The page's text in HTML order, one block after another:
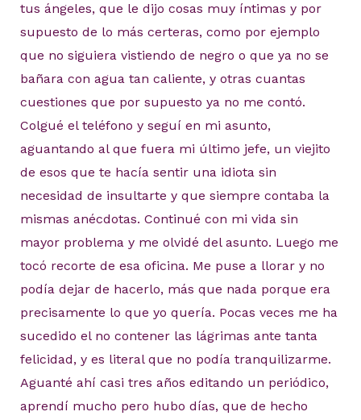
tus ángeles, que le dijo cosas muy íntimas y por
supuesto de lo más certeras, como por ejemplo
que no siguiera vistiendo de negro o que ya no se
bañara con agua tan caliente, y otras cuantas
cuestiones que por supuesto ya no me contó.
Colgué el teléfono y seguí en mi asunto,
aguantando al que fuera mi último jefe, un viejito
de esos que te hacía sentir una idiota sin
necesidad de insultarte y que siempre contaba la
mismas anécdotas. Continué con mi vida sin
mayor problema y me olvidé del asunto. Luego me
tocó recorte de esa oficina. Me puse a llorar y no
podía dejar de hacerlo, más que nada porque era
precisamente lo que yo quería. Pocas veces me ha
sucedido el no contener las lágrimas ante tanta
felicidad, y es literal que no podía tranquilizarme.
Aguanté ahí casi tres años editando un periódico,
aprendí mucho pero hubo días, que de hecho